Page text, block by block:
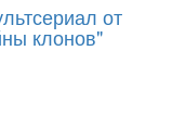
от
клонов"